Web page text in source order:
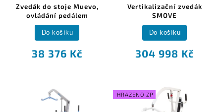
Zvedák do stoje Muevo,
ovládání pedálem
38 376 Kč
Do košíku
Vertikalizační zvedák
SMOVE
304 998 Kč
Do košíku
HRAZENO ZP